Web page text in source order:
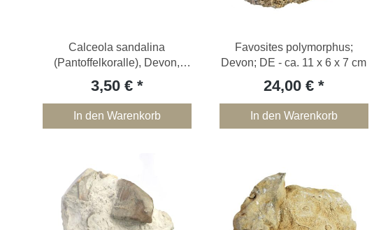
Calceola sandalina
(Pantoffelkoralle), Devon,
Eifel, DE
3,50 €
In den Warenkorb
Favosites polymorphus;
Devon; DE - ca. 11 x 6 x 7 cm
24,00 €
In den Warenkorb